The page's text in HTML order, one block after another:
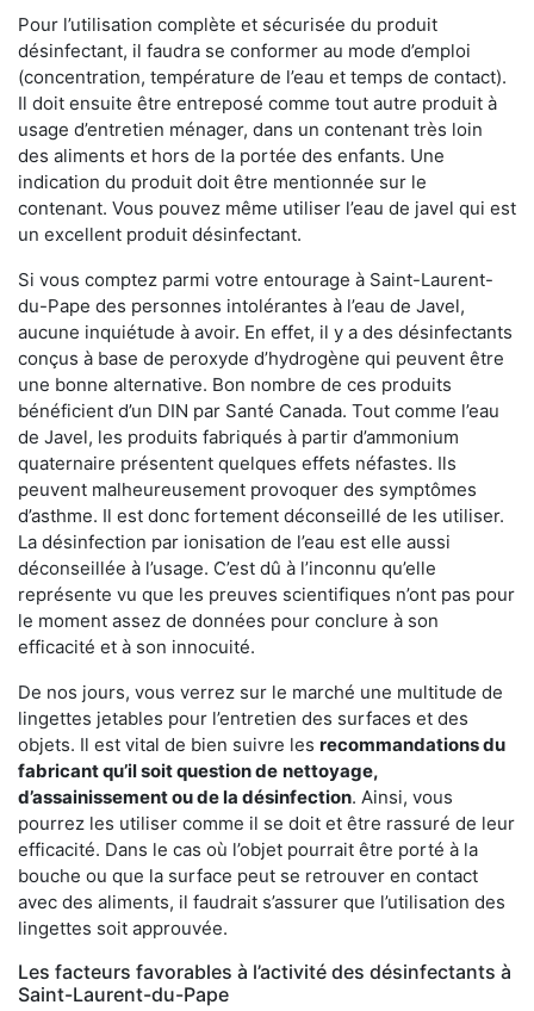
Pour l’utilisation complète et sécurisée du produit
désinfectant, il faudra se conformer au mode d’emploi
(concentration, température de l’eau et temps de contact).
Il doit ensuite être entreposé comme tout autre produit à
usage d’entretien ménager, dans un contenant très loin
des aliments et hors de la portée des enfants. Une
indication du produit doit être mentionnée sur le
contenant. Vous pouvez même utiliser l’eau de javel qui est
un excellent produit désinfectant.
Si vous comptez parmi votre entourage à Saint-Laurent-
du-Pape des personnes intolérantes à l’eau de Javel,
aucune inquiétude à avoir. En effet, il y a des désinfectants
conçus à base de peroxyde d’hydrogène qui peuvent être
une bonne alternative. Bon nombre de ces produits
bénéficient d’un DIN par Santé Canada. Tout comme l’eau
de Javel, les produits fabriqués à partir d’ammonium
quaternaire présentent quelques effets néfastes. Ils
peuvent malheureusement provoquer des symptômes
d’asthme. Il est donc fortement déconseillé de les utiliser.
La désinfection par ionisation de l’eau est elle aussi
déconseillée à l’usage. C’est dû à l’inconnu qu’elle
représente vu que les preuves scientifiques n’ont pas pour
le moment assez de données pour conclure à son
efficacité et à son innocuité.
De nos jours, vous verrez sur le marché une multitude de
lingettes jetables pour l’entretien des surfaces et des
objets. Il est vital de bien suivre les recommandations du
fabricant qu’il soit question de nettoyage,
d’assainissement ou de la désinfection. Ainsi, vous
pourrez les utiliser comme il se doit et être rassuré de leur
efficacité. Dans le cas où l’objet pourrait être porté à la
bouche ou que la surface peut se retrouver en contact
avec des aliments, il faudrait s’assurer que l’utilisation des
lingettes soit approuvée.
Les facteurs favorables à l’activité des désinfectants à
Saint-Laurent-du-Pape